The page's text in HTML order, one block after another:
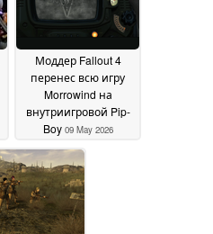
Моддер Fallout 4
перенес всю игру
Morrowind на
внутриигровой Pip-
Boy 09 May 2026